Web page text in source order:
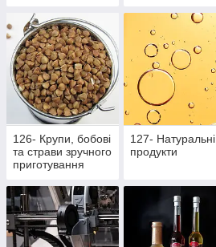
126- Крупи, бобові
та страви зручного
приготування
127- Натуральні
продукти